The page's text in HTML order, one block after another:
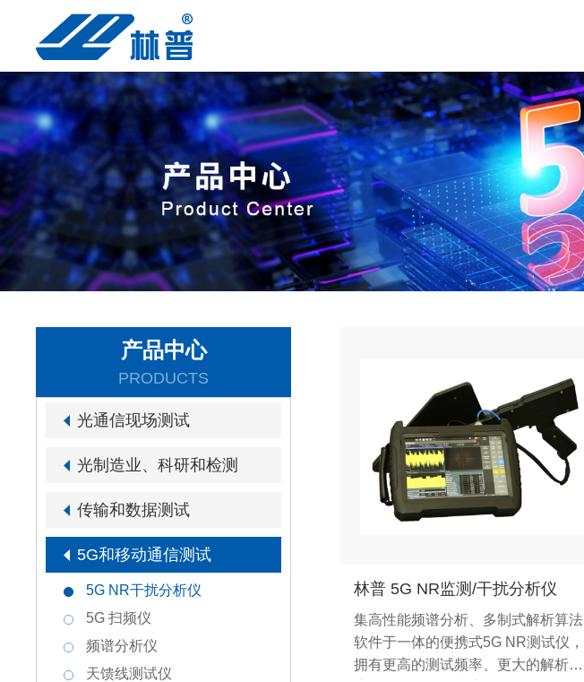
产品中心
PRODUCTS
光通信现场测试
光制造业、科研和检测
传输和数据测试
5G和移动通信测试
5G NR干扰分析仪
5G 扫频仪
频谱分析仪
天馈线测试仪
林普 5G NR监测/干扰分析仪
集高性能频谱分析、多制式解析算法
软件于一体的便携式5G NR测试仪，
拥有更高的测试频率、更大的解析带